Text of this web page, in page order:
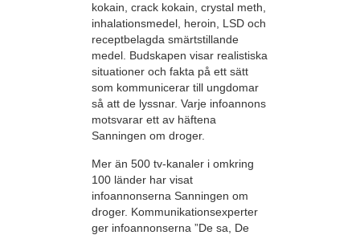
kokain, crack kokain, crystal meth,
inhalationsmedel, heroin, LSD och
receptbelagda smärtstillande
medel. Budskapen visar realistiska
situationer och fakta på ett sätt
som kommunicerar till ungdomar
så att de lyssnar. Varje infoannons
motsvarar ett av häftena
Sanningen om droger.
Mer än 500 tv-kanaler i omkring
100 länder har visat
infoannonserna Sanningen om
droger. Kommunikationsexperter
ger infoannonserna ”De sa, De